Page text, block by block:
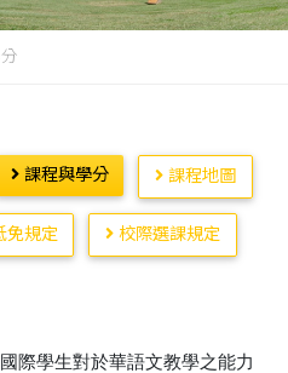
課程與學分 課程地圖
規定 校際選課規定
際學生對於華語文教學之能力